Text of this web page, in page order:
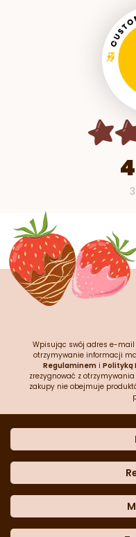
Wpisując swój adres e-mail
otrzymywanie informacji
Regulaminem i Polityką
zrezygnować z
zakupy nie obejmuje
Często